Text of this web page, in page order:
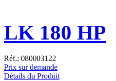
LK 180 HP
Réf.: 080003122
Prix sur demande
Détails du Produit